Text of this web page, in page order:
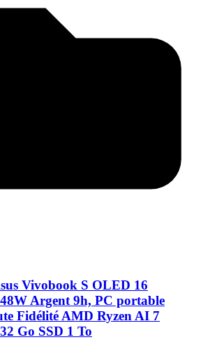
Vivobook S OLED 16
Argent 9h, PC portable
Fidélité AMD Ryzen AI 7
Go SSD 1 To